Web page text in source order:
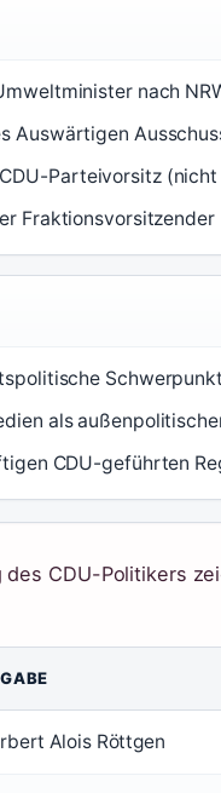
nach
Auswärtigen
Parteivorsitz
Fraktionsvorsitzender
als
CDU-geführten
des CDU-Politikers
Alois Röttgen